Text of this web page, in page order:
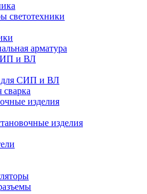
светотехники
арматура
и ВЛ
для СИП и ВЛ
сварка
изделия
изделия